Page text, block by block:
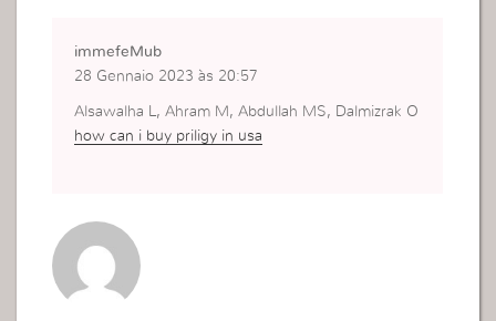
immefeMub
28 Gennaio 2023 às 20:57
Alsawalha L, Ahram M, Abdullah MS, Dalmizrak O
how can i buy priligy in usa